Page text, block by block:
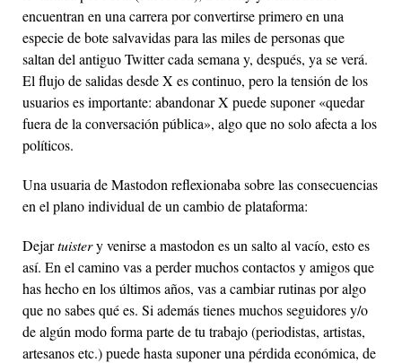
encuentran en una carrera por convertirse primero en una
especie de bote salvavidas para las miles de personas que
saltan del antiguo Twitter cada semana y, después, ya se verá.
El flujo de salidas desde X es continuo, pero la tensión de los
usuarios es importante: abandonar X puede suponer «quedar
fuera de la conversación pública», algo que no solo afecta a los
políticos.
Una usuaria de Mastodon reflexionaba sobre las consecuencias
en el plano individual de un cambio de plataforma:
Dejartuistery venirse a mastodon es un salto al vacío, esto es
así. En el camino vas a perder muchos contactos y amigos que
has hecho en los últimos años, vas a cambiar rutinas por algo
que no sabes qué es. Si además tienes muchos seguidores y/o
de algún modo forma parte de tu trabajo (periodistas, artistas,
artesanos etc.) puede hasta suponer una pérdida económica, de